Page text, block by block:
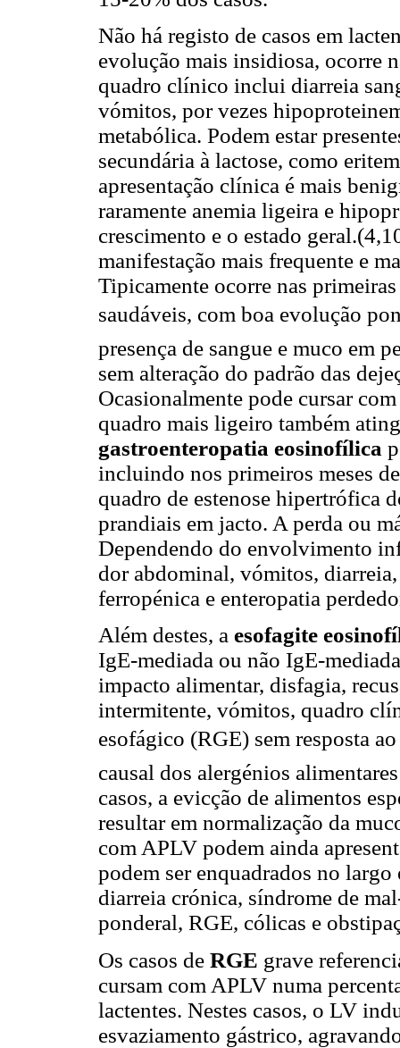
Não há registo de casos em
evolução mais insidiosa, ocorre
quadro clínico inclui diarreia
vómitos, por vezes
metabólica. Podem estar
secundária à lactose, como
apresentação clínica é mais
raramente anemia ligeira e
crescimento e o estado
manifestação mais frequente e
Tipicamente ocorre nas
saudáveis, com boa evolução
presença de sangue e muco em
sem alteração do padrão das
Ocasionalmente pode cursar
quadro mais ligeiro também
gastroenteropatia eosinofílica
incluindo nos primeiros meses
quadro de estenose hipertrófica
prandiais em jacto. A perda ou
Dependendo do envolvimento
dor abdominal, vómitos,
ferropénica e enteropatia
Além destes, a esofagite
IgE-mediada ou não IgE-
impacto alimentar, disfagia,
intermitente, vómitos, quadro
esofágico (RGE) sem resposta
causal dos alergénios
casos, a evicção de alimentos
resultar em normalização da
com APLV podem ainda
podem ser enquadrados no
diarreia crónica, síndrome de
ponderal, RGE, cólicas e
Os casos de RGE grave
cursam com APLV numa
lactentes. Nestes casos, o LV
esvaziamento gástrico,